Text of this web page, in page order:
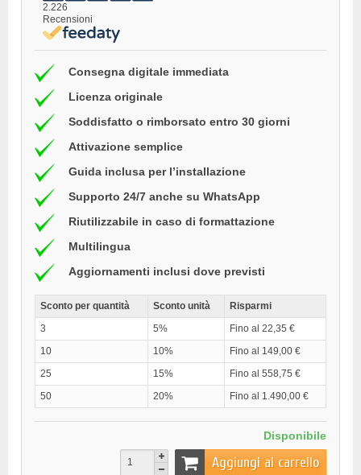
2.226
Recensioni
Consegna digitale immediata
Licenza originale
Soddisfatto o rimborsato entro 30 giorni
Attivazione semplice
Guida inclusa per l’installazione
Supporto 24/7 anche su WhatsApp
Riutilizzabile in caso di formattazione
Multilingua
Aggiornamenti inclusi dove previsti
Sconto per quantità Sconto unità
Risparmi
3
5%
Fino al 22,35 €
10
10%
Fino al 149,00 €
25
15%
Fino al 558,75 €
50
20% Fino al 1.490,00 €
Disponibile
Aggiungi al carrello